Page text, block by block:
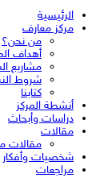
الرئيسية
مركز معارف
من نحن؟
أهداف
مشاريع
شروط
كتابنا
أنشطة المركز
دراسات وأبحاث
مقالات
مقالات
شخصيات وأفكار
مراجعات